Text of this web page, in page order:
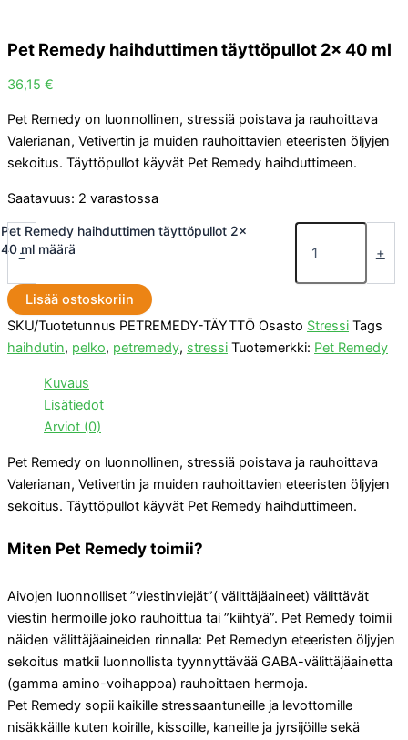
Pet Remedy haihduttimen täyttöpullot 2x 40 ml
36,15 €
Pet Remedy on luonnollinen, stressiä poistava ja rauhoittava
Valerianan, Vetivertin ja muiden rauhoittavien eteeristen öljyjen
sekoitus. Täyttöpullot käyvät Pet Remedy haihduttimeen.
Saatavuus: 2 varastossa
-
Pet Remedy haihduttimen täyttöpullot 2x
40 ml määrä
+
Lisää ostoskoriin
SKU/Tuotetunnus PETREMEDY-TÄYTTÖ Osasto Stressi Tags
haihdutin, pelko, petremedy, stressi Tuotemerkki: Pet Remedy
Kuvaus
Lisätiedot
Arviot (0)
Pet Remedy on luonnollinen, stressiä poistava ja rauhoittava
Valerianan, Vetivertin ja muiden rauhoittavien eteeristen öljyjen
sekoitus. Täyttöpullot käyvät Pet Remedy haihduttimeen.
Miten Pet Remedy toimii?
Aivojen luonnolliset ”viestinviejät”( välittäjäaineet) välittävät
viestin hermoille joko rauhoittua tai ”kiihtyä”. Pet Remedy toimii
näiden välittäjäaineiden rinnalla: Pet Remedyn eteeristen öljyjen
sekoitus matkii luonnollista tyynnyttävää GABA-välittäjäainetta
(gamma amino-voihappoa) rauhoittaen hermoja.
Pet Remedy sopii kaikille stressaantuneille ja levottomille
nisäkkäille kuten koirille, kissoille, kaneille ja jyrsijöille sekä